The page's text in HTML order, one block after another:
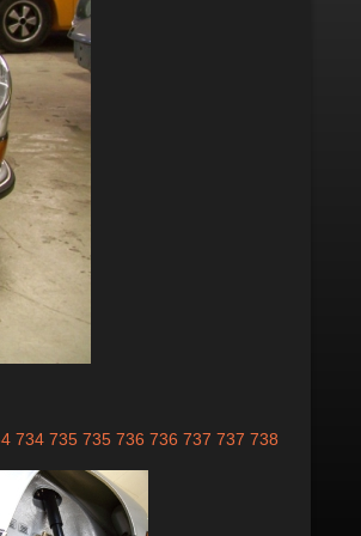
734 735 735 736 736 737 737 738